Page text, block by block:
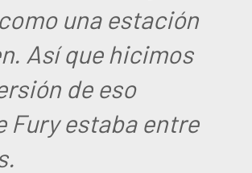
una estación
Así que hicimos
de eso
Fury estaba entre